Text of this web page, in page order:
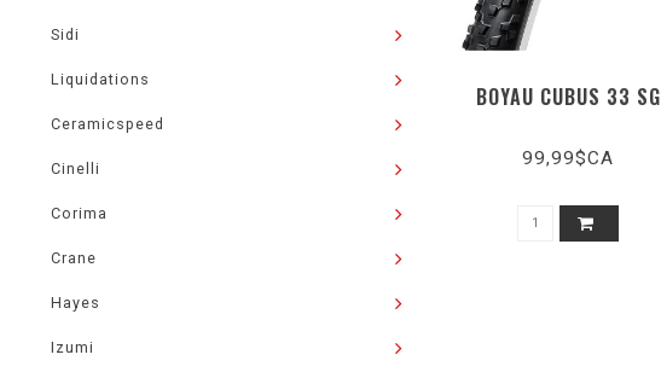
Sidi
Liquidations
Ceramicspeed
Cinelli
Corima
Crane
Hayes
Izumi
BOYAU CUBUS 33 SG
99,99$CA